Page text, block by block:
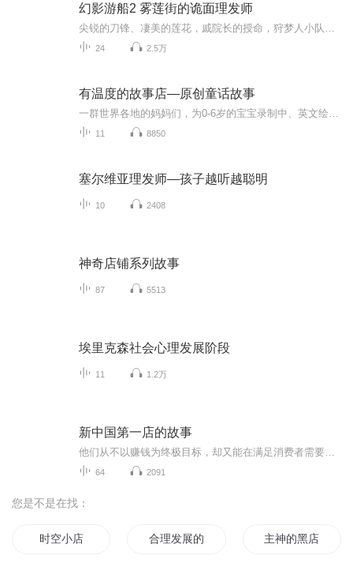
幻影游船2 雾莲街的诡面理发师
24 2.5万
有温度的故事店—原创童话故事
11 8850
塞尔维亚理发师—孩子越听越聪明
10 2408
神奇店铺系列故事
87 5513
埃里克森社会心理发展阶段
11 1.2万
新中国第一店的故事
64 2091
您是不是在找：
时空小店 合理发展的忍界 主神的黑店